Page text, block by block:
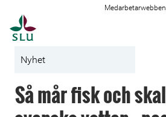
Medarbetarwebben
Nyhet
Så mår fisk och